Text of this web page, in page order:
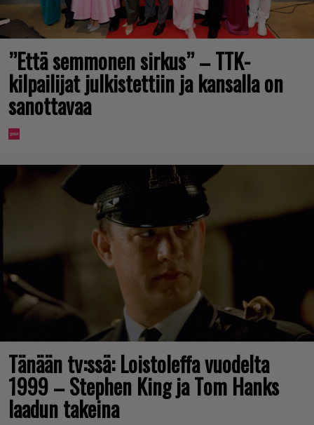
”Että semmonen sirkus” – TTK-
kilpailijat julkistettiin ja kansalla on
sanottavaa
Tänään tv:ssä: Loistoleffa vuodelta
1999 – Stephen King ja Tom Hanks
laadun takeina